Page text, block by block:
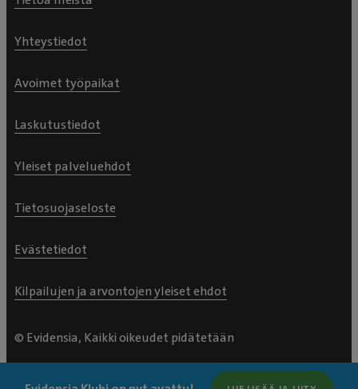
Yhteystiedot
Avoimet työpaikat
Laskutustiedot
Yleiset palveluehdot
Tietosuojaseloste
Evästetiedot
Kilpailujen ja arvontojen yleiset ehdot
© Evidensia, Kaikki oikeudet pidätetään